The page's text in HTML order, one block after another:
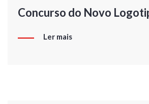
Concurso do Novo
Ler mais